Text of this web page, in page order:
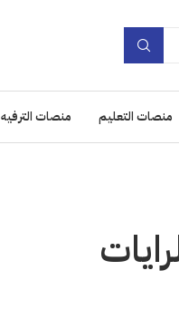
منصات التعليم منصات الترفيه